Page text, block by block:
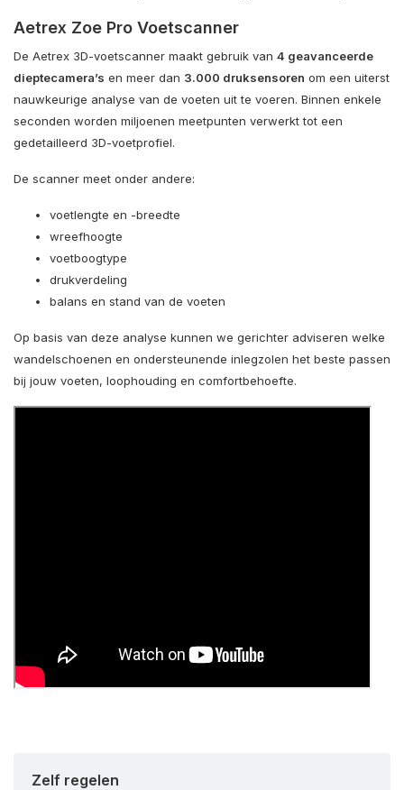
Aetrex Zoe Pro Voetscanner
De Aetrex 3D-voetscanner maakt gebruik van 4 geavanceerde
dieptecamera’s en meer dan 3.000 druksensoren om een uiterst
nauwkeurige analyse van de voeten uit te voeren. Binnen enkele
seconden worden miljoenen meetpunten verwerkt tot een
gedetailleerd 3D-voetprofiel.
De scanner meet onder andere:
voetlengte en -breedte
wreefhoogte
voetboogtype
drukverdeling
balans en stand van de voeten
Op basis van deze analyse kunnen we gerichter adviseren welke
wandelschoenen en ondersteunende inlegzolen het beste passen
bij jouw voeten, loophouding en comfortbehoefte.
Zelf regelen